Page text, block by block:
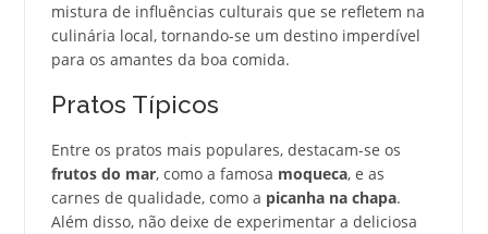
mistura de influências culturais que se refletem na
culinária local, tornando-se um destino imperdível
para os amantes da boa comida.
Pratos Típicos
Entre os pratos mais populares, destacam-se os
frutos do mar, como a famosa moqueca, e as
carnes de qualidade, como a picanha na chapa.
Além disso, não deixe de experimentar a deliciosa